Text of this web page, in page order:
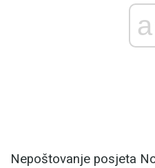
Nepoštovanje posjeta